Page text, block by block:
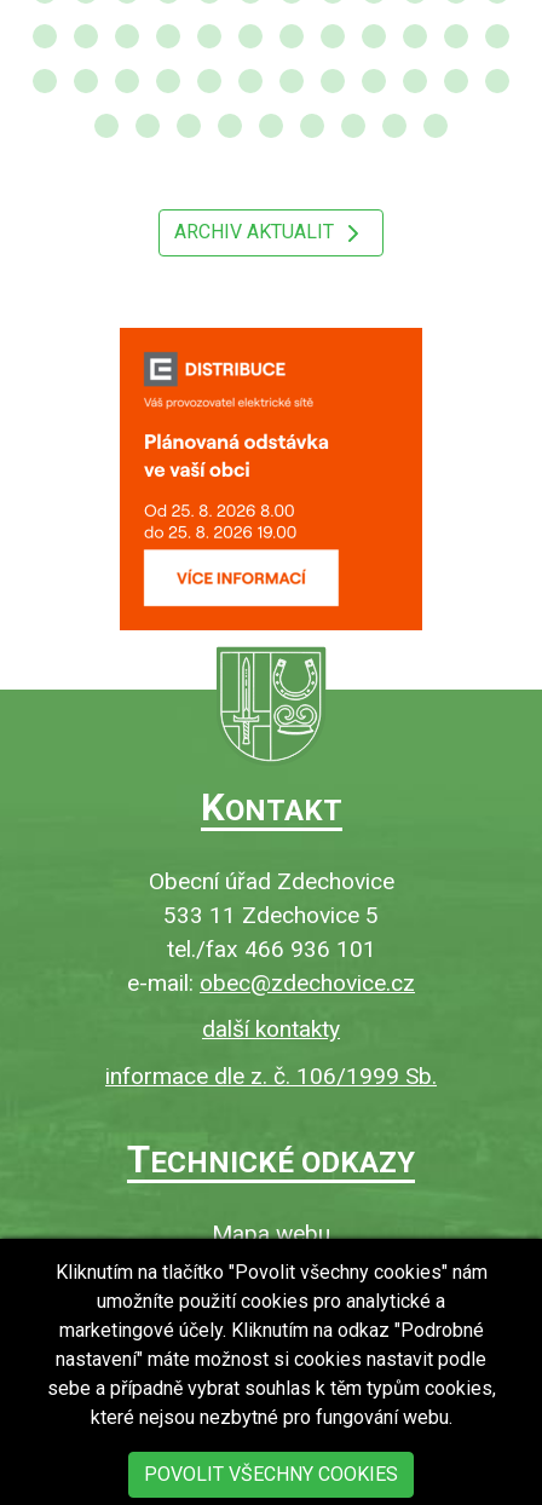
ARCHIV AKTUALIT
KONTAKT
Obecní úřad Zdechovice
533 11 Zdechovice 5
tel./fax 466 936 101
e-mail: obec@zdechovice.cz
další kontakty
informace dle z. č. 106/1999 Sb.
TECHNICKÉ ODKAZY
Mapa webu
O webu
Povinně zveřejňované informace
Ochrana osobních údajů (GDPR)
Vyhledávání
RSS
Bezbariérový přístup v obci
Kliknutím na tlačítko "Povolit všechny cookies" nám
umožníte použití cookies pro analytické a
marketingové účely. Kliknutím na odkaz "Podrobné
nastavení" máte možnost si cookies nastavit podle
sebe a případně vybrat souhlas k těm typům cookies,
které nejsou nezbytné pro fungování webu.
POVOLIT VŠECHNY COOKIES